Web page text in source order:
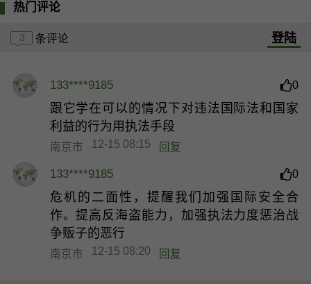
热门评论
3 条评论 登陆
133****9185 0
跟它学在可以的情况下对违法国际法和国家
利益的行为用执法手段
南京市 12-15 08:15 回复
133****9185 0
危机的二面性，提醒我们加强国际安全合
作。提高反海盗能力，加强执法力度惩治战
争贩子的恶行
南京市 12-15 08:20 回复